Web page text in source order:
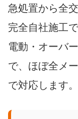
急処置から全
完全自社施工
電動・オーバ
で、ほぼ全メ
で対応します。